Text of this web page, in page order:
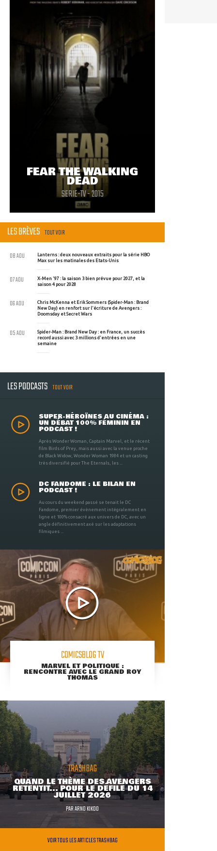
FEAR THE WALKING
DEAD
SERIE-TV - 2015
LES BRÈVES TOUT VOIR
Lanterns : deux nouveaux extraits pour la série HBO
Max sur les matinales des Etats-Unis
08 AOU
X-Men '97 : la saison 3 bien prévue pour 2027, et la
saison 4 pour 2028
07 AOU
Chris McKenna et Erik Sommers (Spider-Man : Brand
New Day) en renfort sur l'écriture de Avengers :
Doomsday et Secret Wars
06 AOU
Spider-Man : Brand New Day : en France, un succès
record aussi avec 3 millions d'entrées en une
semaine
05 AOU
LES PODCASTS TOUT VOIR
SUPER-HÉROÏNES AU CINÉMA :
UN DÉBAT 100% FÉMININ EN
PODCAST !
Après Wonder Woman, Captain Marvel, et le récent
film Birds of Prey, mais aussi avec la venue proche
de Black Widow, Wonder Woman 1984 et un casting
très diversifié pour The Eternals, les ...
DC FANDOME : LE BILAN EN
PODCAST !
Au cours du weekend passé se tenait le DC
Fandome, premier évènement intégralement en
ligne et 100% consacré aux univers de DC, avec un
angle définitivement axé sur les adaptations
filmiques ...
COMICSBLOG TV
MARVEL ET POLITIQUE :
RENCONTRE AVEC LE GRAND ROY
THOMAS
TRASHBAG
QUAND LE THÈME DES AVENGERS
RETENTIT... POUR LE DÉFILÉ DU 14
JUILLET 2026
PARARNO KIKOO
VOIR TOUS LES ARTICLES TRASHBAG